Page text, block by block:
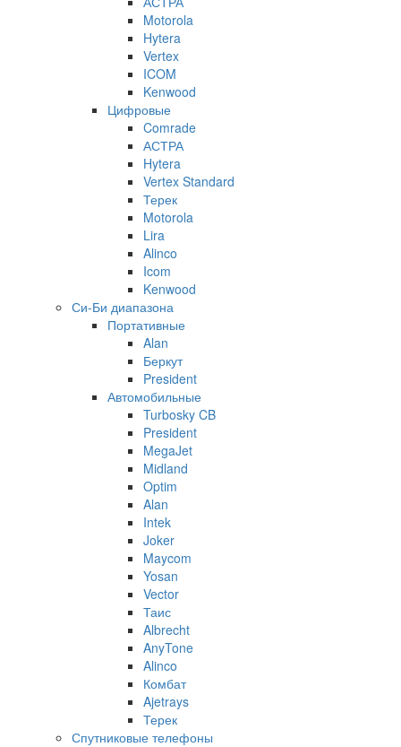
Motorola
Hytera
Vertex
ICOM
Kenwood
Цифровые
Comrade
АСТРА
Hytera
Vertex Standard
Терек
Motorola
Lira
Alinco
Icom
Kenwood
Си-Би диапазона
Портативные
Alan
Беркут
President
Автомобильные
Turbosky CB
President
MegaJet
Midland
Optim
Alan
Intek
Joker
Maycom
Yosan
Vector
Таис
Albrecht
AnyTone
Alinco
Комбат
Ajetrays
Терек
Спутниковые телефоны